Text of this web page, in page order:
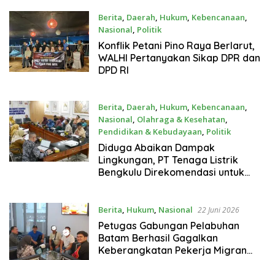
Berita, Daerah, Hukum, Kebencanaan,
Nasional, Politik
24 Juni 2026
Konflik Petani Pino Raya Berlarut,
WALHI Pertanyakan Sikap DPR dan
DPD RI
Berita, Daerah, Hukum, Kebencanaan,
Nasional, Olahraga & Kesehatan,
Pendidikan & Kebudayaan, Politik
23 Juni 2026
Diduga Abaikan Dampak
Lingkungan, PT Tenaga Listrik
Bengkulu Direkomendasi untuk
Berita, Hukum, Nasional 22 Juni 2026
Petugas Gabungan Pelabuhan
Batam Berhasil Gagalkan
Keberangkatan Pekerja Migran